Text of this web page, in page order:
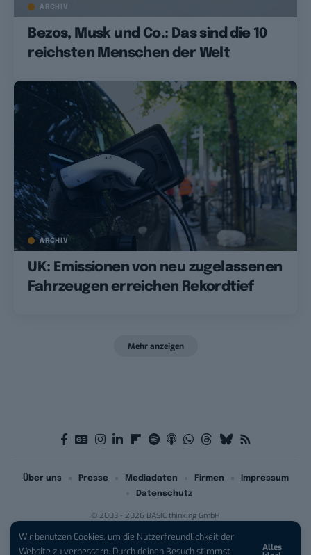
Wir benutzen Cookies, um die Nutzerfreundlichkeit der
Website zu verbessern. Durch deinen Besuch stimmst
Alles
ARCHIV
Bezos, Musk und Co.: Das sind die 10
reichsten Menschen der Welt
ARCHIV
UK: Emissionen von neu zugelassenen
Fahrzeugen erreichen Rekordtief
Mehr anzeigen
© 2003 - 2026 BASIC thinking GmbH
Über uns Presse Mediadaten Firmen
Impressum
Datenschutz
iPhone 17 Pro sichern:Für 1 € +